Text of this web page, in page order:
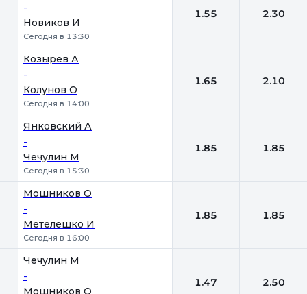
-
Новиков И
Сегодня в 13:30
1.55 2.30
Козырев А
-
Колунов О
Сегодня в 14:00
1.65 2.10
Янковский А
-
Чечулин М
Сегодня в 15:30
1.85 1.85
Мошников О
-
Метелешко И
Сегодня в 16:00
1.85 1.85
Чечулин М
-
Мошников О
1.47 2.50